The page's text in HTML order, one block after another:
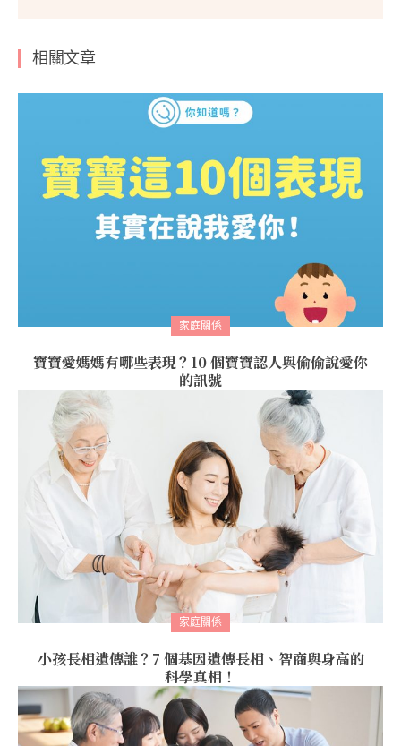
相關文章
家庭關係
寶寶愛媽媽有哪些表現？10 個寶寶認人與偷偷說愛你
的訊號
家庭關係
小孩長相遺傳誰？7 個基因遺傳長相、智商與身高的
科學真相！